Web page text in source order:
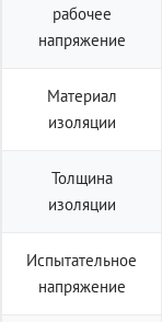
рабочее
напряжение
Материал
изоляции
Толщина
изоляции
Испытательное
напряжение